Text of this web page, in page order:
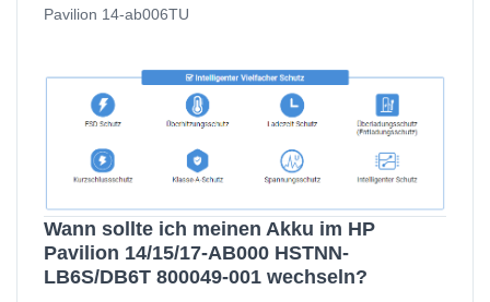
Pavilion 14-ab006TU
Wann sollte ich meinen Akku im HP
Pavilion 14/15/17-AB000 HSTNN-
LB6S/DB6T 800049-001 wechseln?